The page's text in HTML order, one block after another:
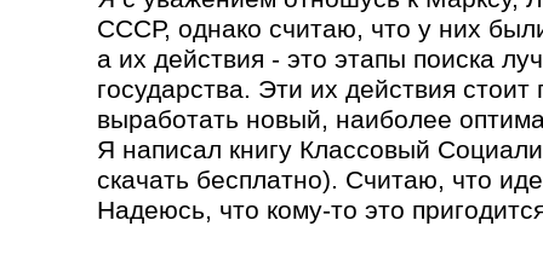
СССР, однако считаю, что у них
а их действия - это этапы поиска
государства. Эти их действия
выработать новый, наиболее
Я написал книгу Классовый
скачать бесплатно). Считаю, что
Надеюсь, что кому-то это